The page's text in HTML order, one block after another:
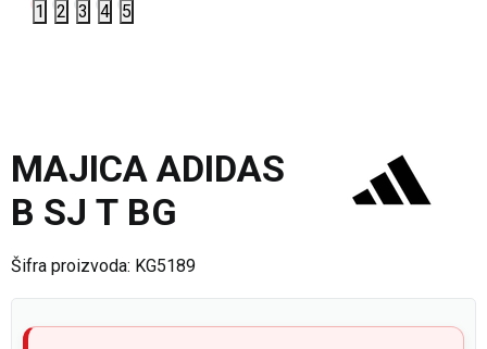
1 2 3 4 5
MAJICA ADIDAS
B SJ T BG
Šifra proizvoda: KG5189